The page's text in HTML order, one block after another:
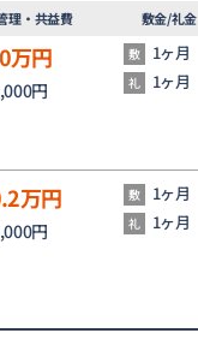
理・共益費 敷金/礼金
万円
円
敷 1ヶ月
礼 1ヶ月
万円
円
敷 1ヶ月
礼 1ヶ月